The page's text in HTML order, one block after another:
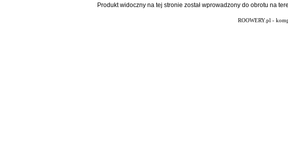
Produkt widoczny na tej stronie został wprowadzony do obrotu na
ROOWERY.pl -